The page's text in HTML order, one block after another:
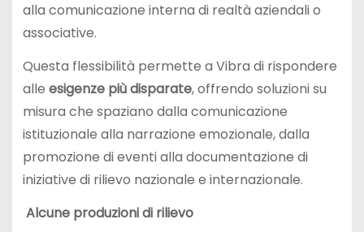
alla comunicazione interna di realtà aziendali o
associative.
Questa flessibilità permette a Vibra di rispondere
alle esigenze più disparate, offrendo soluzioni su
misura che spaziano dalla comunicazione
istituzionale alla narrazione emozionale, dalla
promozione di eventi alla documentazione di
iniziative di rilievo nazionale e internazionale.
Alcune produzioni di rilievo